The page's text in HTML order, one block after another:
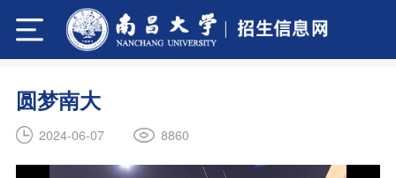
圆梦南大
2024-06-07 8860